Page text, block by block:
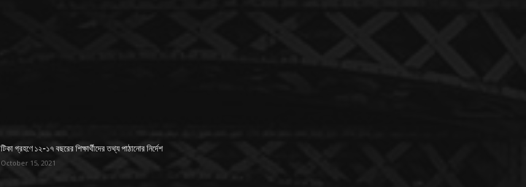
টিকা গ্রহণে ১২-১৭ বছরের শিক্ষার্থীদের তথ্য পাঠানোর নির্দেশ
October 15, 2021